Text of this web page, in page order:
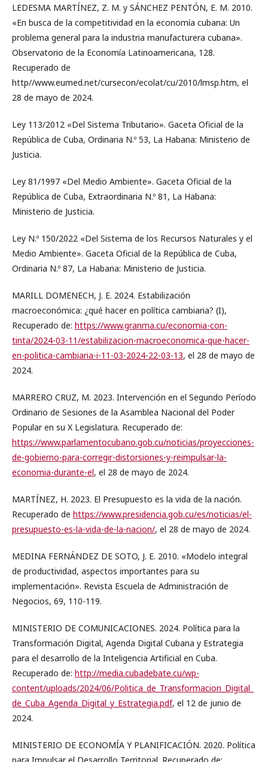
LEDESMA MARTÍNEZ, Z. M. y SÁNCHEZ PENTÓN, E. M. 2010.
«En busca de la competitividad en la economía cubana: Un
problema general para la industria manufacturera cubana».
Observatorio de la Economía Latinoamericana, 128.
Recuperado de
http//www.eumed.net/cursecon/ecolat/cu/2010/lmsp.htm, el
28 de mayo de 2024.
Ley 113/2012 «Del Sistema Tributario». Gaceta Oficial de la
República de Cuba, Ordinaria N.º 53, La Habana: Ministerio de
Justicia.
Ley 81/1997 «Del Medio Ambiente». Gaceta Oficial de la
República de Cuba, Extraordinaria N.º 81, La Habana:
Ministerio de Justicia.
Ley N.º 150/2022 «Del Sistema de los Recursos Naturales y el
Medio Ambiente». Gaceta Oficial de la República de Cuba,
Ordinaria N.º 87, La Habana: Ministerio de Justicia.
MARILL DOMENECH, J. E. 2024. Estabilización
macroeconómica: ¿qué hacer en política cambiaria? (I),
Recuperado de: https://www.granma.cu/economia-con-
tinta/2024-03-11/estabilizacion-macroeconomica-que-hacer-
en-politica-cambiaria-i-11-03-2024-22-03-13, el 28 de mayo de
2024.
MARRERO CRUZ, M. 2023. Intervención en el Segundo Período
Ordinario de Sesiones de la Asamblea Nacional del Poder
Popular en su X Legislatura. Recuperado de:
https://www.parlamentocubano.gob.cu/noticias/proyecciones-
de-gobierno-para-corregir-distorsiones-y-reimpulsar-la-
economia-durante-el, el 28 de mayo de 2024.
MARTÍNEZ, H. 2023. El Presupuesto es la vida de la nación.
Recuperado de https://www.presidencia.gob.cu/es/noticias/el-
presupuesto-es-la-vida-de-la-nacion/, el 28 de mayo de 2024.
MEDINA FERNÁNDEZ DE SOTO, J. E. 2010. «Modelo integral
de productividad, aspectos importantes para su
implementación». Revista Escuela de Administración de
Negocios, 69, 110-119.
MINISTERIO DE COMUNICACIONES. 2024. Política para la
Transformación Digital, Agenda Digital Cubana y Estrategia
para el desarrollo de la Inteligencia Artificial en Cuba.
Recuperado de: http://media.cubadebate.cu/wp-
content/uploads/2024/06/Politica_de_Transformacion_Digital_
de_Cuba_Agenda_Digital_y_Estrategia.pdf, el 12 de junio de
2024.
MINISTERIO DE ECONOMÍA Y PLANIFICACIÓN. 2020. Política